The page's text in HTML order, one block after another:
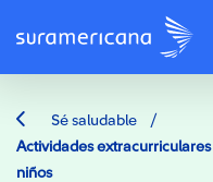
Sé saludable /
Actividades
niños